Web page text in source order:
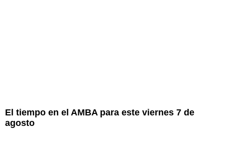
El tiempo en el AMBA para este viernes 7 de
agosto